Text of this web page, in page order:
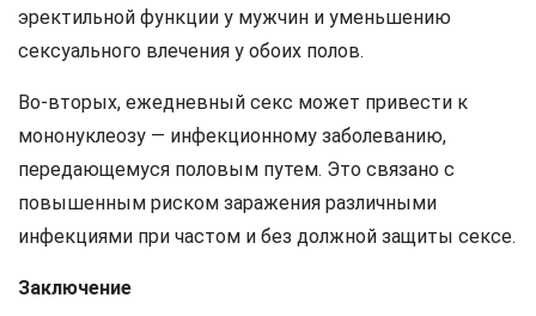
эректильной функции у мужчин и уменьшению
сексуального влечения у обоих полов.
Во-вторых, ежедневный секс может привести к
мононуклеозу — инфекционному заболеванию,
передающемуся половым путем. Это связано с
повышенным риском заражения различными
инфекциями при частом и без должной защиты сексе.
Заключение